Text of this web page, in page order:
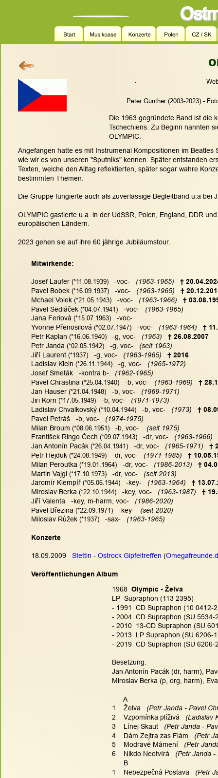
Peter Günther (2003-2023) -
.
Die 1963 gegründete Band ist die
Tschechiens. Zu Beginn nannten
OLYMPIC.
.
Mitwirkende:
Josef Laufer (*11.08.1939)
   -voc-
(1963-1965)
†
Pavel Bobek (*16.09.1937)
   -voc-
(1963-1965)
†
Mchael Volek (*21.05.1943)
   -voc-
(1963-1966)
†
Pavel Sedláček (*04.07.1941)
   -voc-
(1963-1965)
Jana Feriová (*15.07.1963)
   -voc-
Yvonne Přenosilová (*02.07.1947)
   -voc-
(1963-1964)
†
Petr Kaplan (*16.06.1940)
   -g, voc-
(1963)
† 26.08.2007
Petr Janda (*02.05.1942)
   -g, voc-
(seit 1963)
Jiří Laurent (*1937)
   -g, voc-
(1963-1965)
† 2016
Ladislav Klein (*26.11.1944)
   -g, voc-
(1965-1972)
Josef Smeták   -kontra b- (1962-1965)
Pavel Chrastina (*25.04.1940)
   -b, voc-
(1963-1969)
†
Jan Hauser (*21.04.1948)
   -b, voc-
(1969-1971)
Jiri Korn (*17.05.1949)
   -b, voc-
(1971-1973)
Ladislav Chvalkovský (*10.04.1944)
   -b, voc-
(1973)
†
Pavel Petráš   -b, voc-
(1974-1975)
Milan Broum (*08.06.1951)
   -b, voc-
(seit 1975)
František Ringo Čech (*09.07.1943)
   -dr, voc-
(1963-1966)
Jan Antonín Pacák (*26.04.1941)
   -dr, voc-
(1965-1971)
†
Petr Hejduk (*24.08.1949)
   -dr, voc-
  (1971-1985)
†
Milan Peroutka (*19.01.1964)
   -dr, voc-
(1986-2013)
†
Martin Vajgl (*17.10.1973)
   -dr, voc-
(seit 2013)
Jaromír Klempíř (*05.06.1944)
   -key-
(1963-1964)
†
Miroslav Berka (*22.10.1944)
   -key, voc-
  (1963-1987)
†
Jiří Valenta   -key, m-harm, voc- (1986-2020)
Pavel Březina (*22.09.1971)
   -key-
  (seit 2020)
Miloslav Růžek (*1937)
   -sax-
(1963-1965)
Konzerte
18.09.2009 Stettin - Ostrock Gipfeltreffen (
Veröffentlichungen Album
1968 Olympic - Želva
LP  Supraphon (113 2395)
- 1991  CD Supraphon (10 0412-
- 2004  CD Supraphon (SU 5534-
- 2010  13-CD Supraphon (SU
- 2013  LP Supraphon (SU 6206-
- 2019  CD Supraphon (SU 6206-
Besetzung:
Jan Antonín Pacák (dr, harm),
Miroslav Berka (p, org, harm),
      A
1    Želva
(Petr Janda - Pavel
2    Vzpomínka plíživá
(Ladislav
3    Línej Skaut
(Petr Janda -
4    Dám Zejtra zas Flám
(Petr
5    Modravé Mámení
(Petr
6    Nikdo Neotvírá
(Petr Janda
      B
1    Nebezpečná Postava
(Petr
Angefangen hatte es mit Instrumenal Kompositionen im
wie wir es von unseren "Sputniks" kennen. Später entstanden
Texten, welche den Alltag reflektierten, später sogar wahre
bestimmten Themen.
Die Gruppe fungierte auch als zuverlässige Begleitband u.a bei
OLYMPIC gastierte u.a. in der UdSSR, Polen, England, DDR
europäischen Ländern.
2023 gehen sie auf ihre 60 jährige Jubiläumstour.